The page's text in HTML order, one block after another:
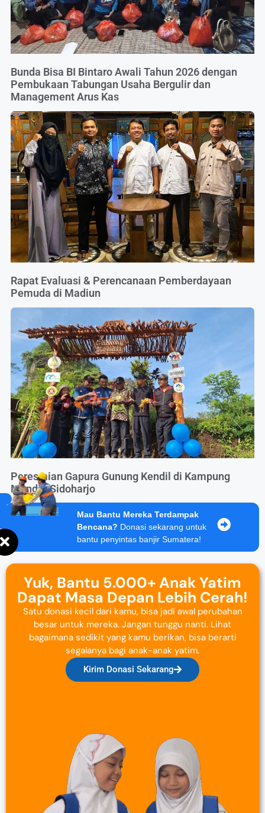
Bunda Bisa BI Bintaro Awali Tahun 2026 dengan
Pembukaan Tabungan Usaha Bergulir dan
Management Arus Kas
Rapat Evaluasi & Perencanaan Pemberdayaan
Pemuda di Madiun
Peresmian Gapura Gunung Kendil di Kampung
Mandiri Sidoharjo
Mau Bantu Mereka Terdampak
Bencana? Donasi sekarang untuk
bantu penyintas banjir Sumatera!
Yuk, Bantu 5.000+ Anak Yatim
Dapat Masa Depan Lebih Cerah!
Satu donasi kecil dari kamu, bisa jadi awal perubahan
besar untuk mereka. Jangan tunggu nanti. Lihat
bagaimana sedikit yang kamu berikan, bisa berarti
segalanya bagi anak-anak yatim.
Kirim Donasi Sekarang